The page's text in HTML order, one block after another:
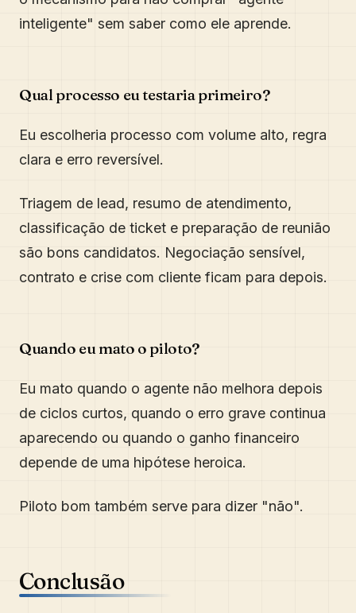
inteligente" sem saber como ele aprende.
Qual processo eu testaria primeiro?
Eu escolheria processo com volume alto, regra
clara e erro reversível.
Triagem de lead, resumo de atendimento,
classificação de ticket e preparação de reunião
são bons candidatos. Negociação sensível,
contrato e crise com cliente ficam para depois.
Quando eu mato o piloto?
Eu mato quando o agente não melhora depois
de ciclos curtos, quando o erro grave continua
aparecendo ou quando o ganho financeiro
depende de uma hipótese heroica.
Piloto bom também serve para dizer "não".
Conclusão